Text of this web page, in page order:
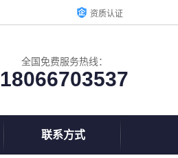
资质认证
全国免费服务热线：
18066703537
联系方式